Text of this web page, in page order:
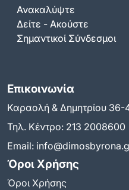
Ανακαλύψτε
Δείτε - Ακούστε
Σημαντικοί Σύνδεσμοι
Επικοινωνία
Καραολή & Δημητρίου
Τηλ. Κέντρο: 213 2008600
Email:
Όροι Χρήσης
Όροι Χρήσης